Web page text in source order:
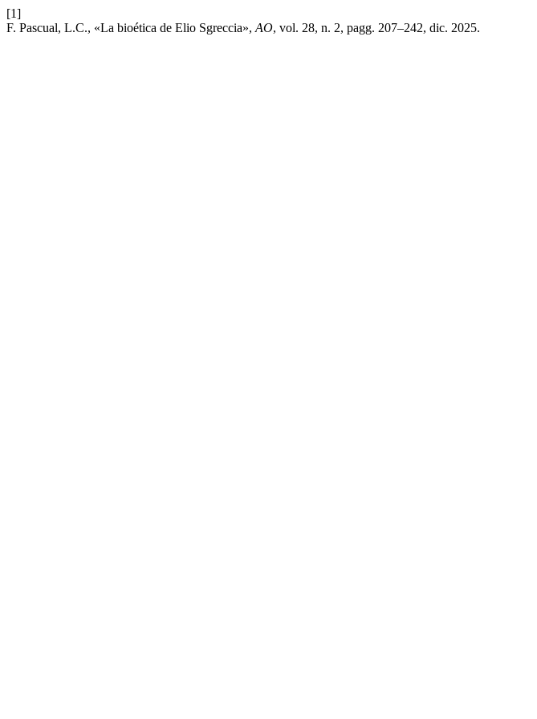
[1]
F. Pascual, L.C., «La bioética de Elio Sgreccia», AO, vol. 28, n. 2, pagg. 207–242, dic. 2025.